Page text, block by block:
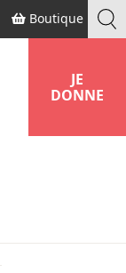
Boutique
JE
DONNE